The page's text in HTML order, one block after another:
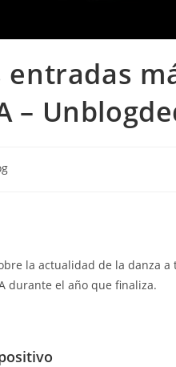
entradas
–
la actualidad de la danza
durante el año que finaliza.